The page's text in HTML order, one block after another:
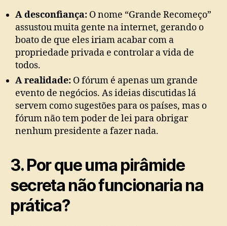
A desconfiança: O nome “Grande Recomeço”
assustou muita gente na internet, gerando o
boato de que eles iriam acabar com a
propriedade privada e controlar a vida de
todos.
A realidade: O fórum é apenas um grande
evento de negócios. As ideias discutidas lá
servem como sugestões para os países, mas o
fórum não tem poder de lei para obrigar
nenhum presidente a fazer nada.
3. Por que uma pirâmide
secreta não funcionaria na
prática?